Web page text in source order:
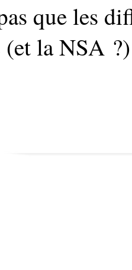
que les
(et la NSA